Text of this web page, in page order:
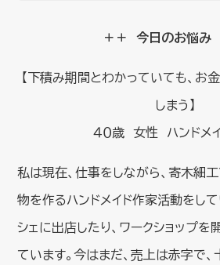
＋＋ 今日のお悩み
【下積み期間とわかっていても、お
しまう】
４０歳 女性 ハンドメ
私は現在、仕事をしながら、寄木細
物を作るハンドメイド作家活動をして
シェに出店したり、ワークショップを
ています。今はまだ、売上は赤字で